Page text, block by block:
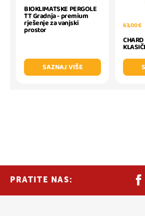
BIOKLIMATSKE PERGOLE
TT Gradnja - premium
rješenje za vanjski
prostor
SAZNAJ VIŠE
63,00 €
PRATITE NAS: